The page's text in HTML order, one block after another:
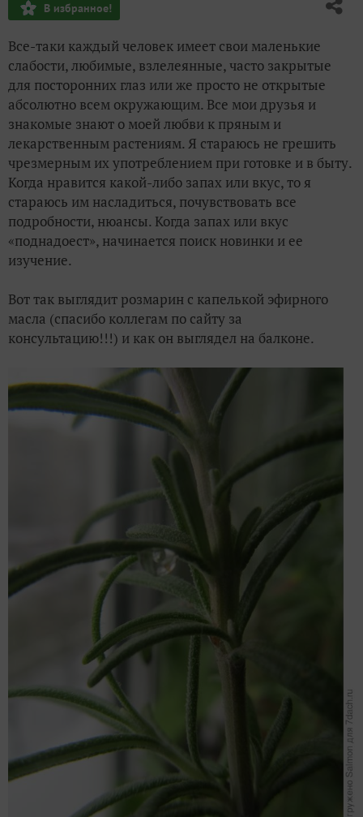
История любви японцев к хризантемам
Как вы лодку назовете...
Изображения китайских хризантем
В избранное!
Все-таки каждый человек имеет свои маленькие
слабости, любимые, взлелеянные, часто закрытые
для посторонних глаз или же просто не открытые
абсолютно всем окружающим. Все мои друзья и
знакомые знают о моей любви к пряным и
лекарственным растениям. Я стараюсь не грешить
чрезмерным их употреблением при готовке и в быту.
Когда нравится какой-либо запах или вкус, то я
стараюсь им насладиться, почувствовать все
подробности, нюансы. Когда запах или вкус
«поднадоест», начинается поиск новинки и ее
изучение.
Вот так выглядит розмарин с капелькой эфирного
масла (спасибо коллегам по сайту за
консультацию!!!) и как он выглядел на балконе.